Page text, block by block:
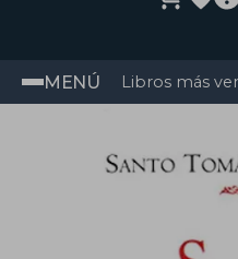
MENÚ Libros más